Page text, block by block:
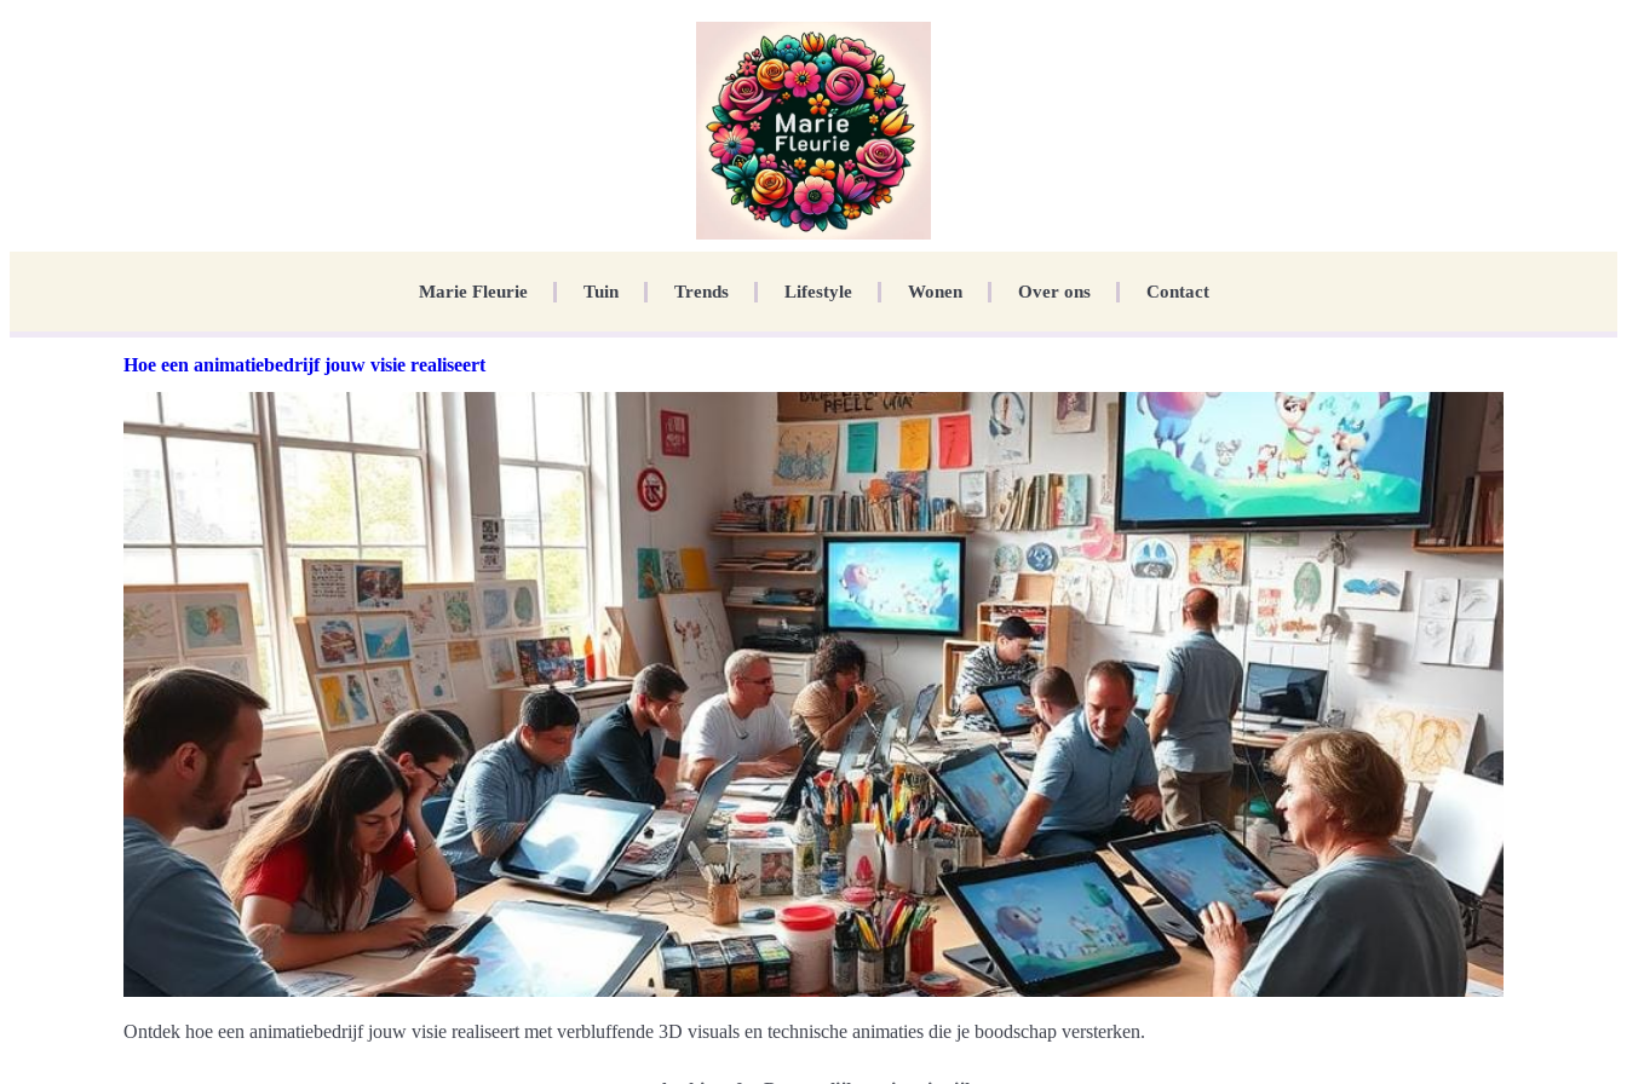
Marie Fleurie Tuin Trends Lifestyle Wonen Over ons Contact
Hoe een animatiebedrijf jouw visie realiseert
Ontdek hoe een animatiebedrijf jouw visie realiseert met verbluffende 3D visuals en technische animaties die je boodschap versterken.